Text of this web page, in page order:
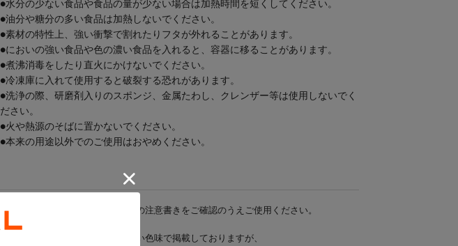
●水分の少ない食品や食品の量が少ない場合は加熱時間を短くしてください。
●油分や糖分の多い食品は加熱しないでください。
●素材の特性上、強い衝撃で割れたりフタが外れることがあります。
●においの強い食品や色の濃い食品を入れると、容器に移ることがあります。
●煮沸消毒をしたり直火にかけないでください。
●冷凍庫に入れて使用すると破裂する恐れがあります。
●洗浄の際、研磨剤入りのスポンジ、金属たわし、クレンザー等は使用しないでく
ださい。
●火や熱源のそばに置かないでください。
●本来の用途以外でのご使用はおやめください。
※ご使用前に、パッケージに記載の注意書きをご確認のうえご使用ください。
※商品画像はできる限り実物に近い色味で掲載しておりますが、